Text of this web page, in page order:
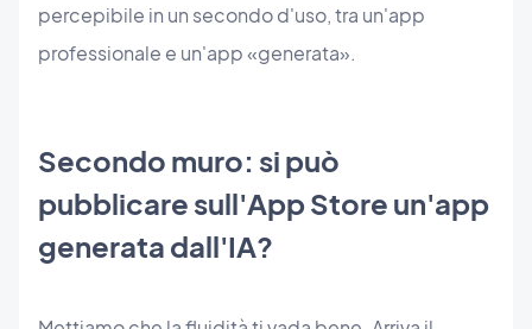
percepibile in un secondo d'uso, tra un'app
professionale e un'app «generata».
Secondo muro: si può
pubblicare sull'App Store un'app
generata dall'IA?